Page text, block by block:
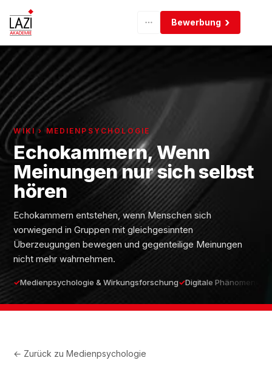
Bewerbung
WIKI › MEDIENPSYCHOLOGIE
Echokammern, Wenn
Meinungen nur sich selbst
hören
Echokammern entstehen, wenn Menschen sich
vorwiegend in Gruppen mit gleichgesinnten
Überzeugungen bewegen und gegenteilige Meinungen
nicht mehr wahrnehmen.
Medienpsychologie & Wirkungsforschung Digitale Phänomene
← Zurück zuMedienpsychologie